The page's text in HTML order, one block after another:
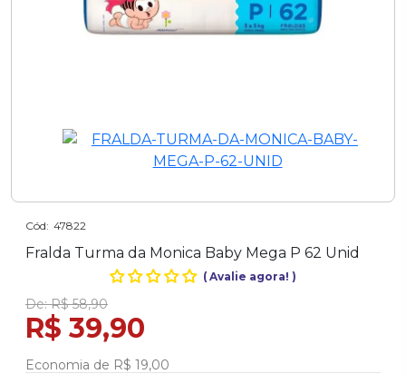
Cód: 47822
Fralda Turma da Monica Baby Mega P 62 Unid
(Avalie agora! )
De:R$ 58,90
R$ 39,90
Economia de R$ 19,00